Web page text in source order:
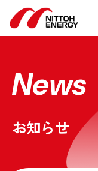
ブランドメッセージ
事業紹介
News
お知らせ